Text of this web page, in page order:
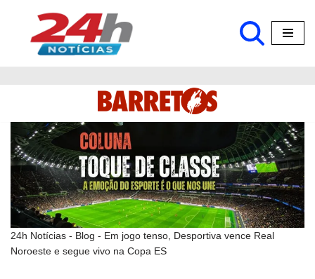
Pular
24h Notícias - Blog - Em jogo tenso, Desportiva vence Real
Noroeste e segue vivo na Copa ES